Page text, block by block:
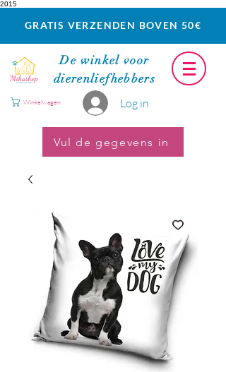
2015
GRATIS VERZENDEN BOVEN 50€
De winkel voor
dierenliefhebbers
Log in
Winkelwagen
Vul de gegevens in